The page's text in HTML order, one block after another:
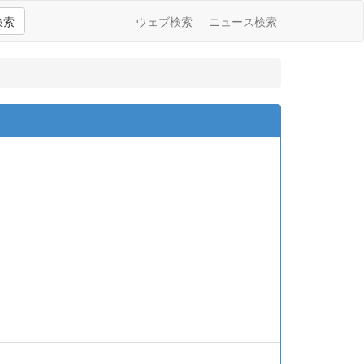
索 ウェブ検索 ニュース検索